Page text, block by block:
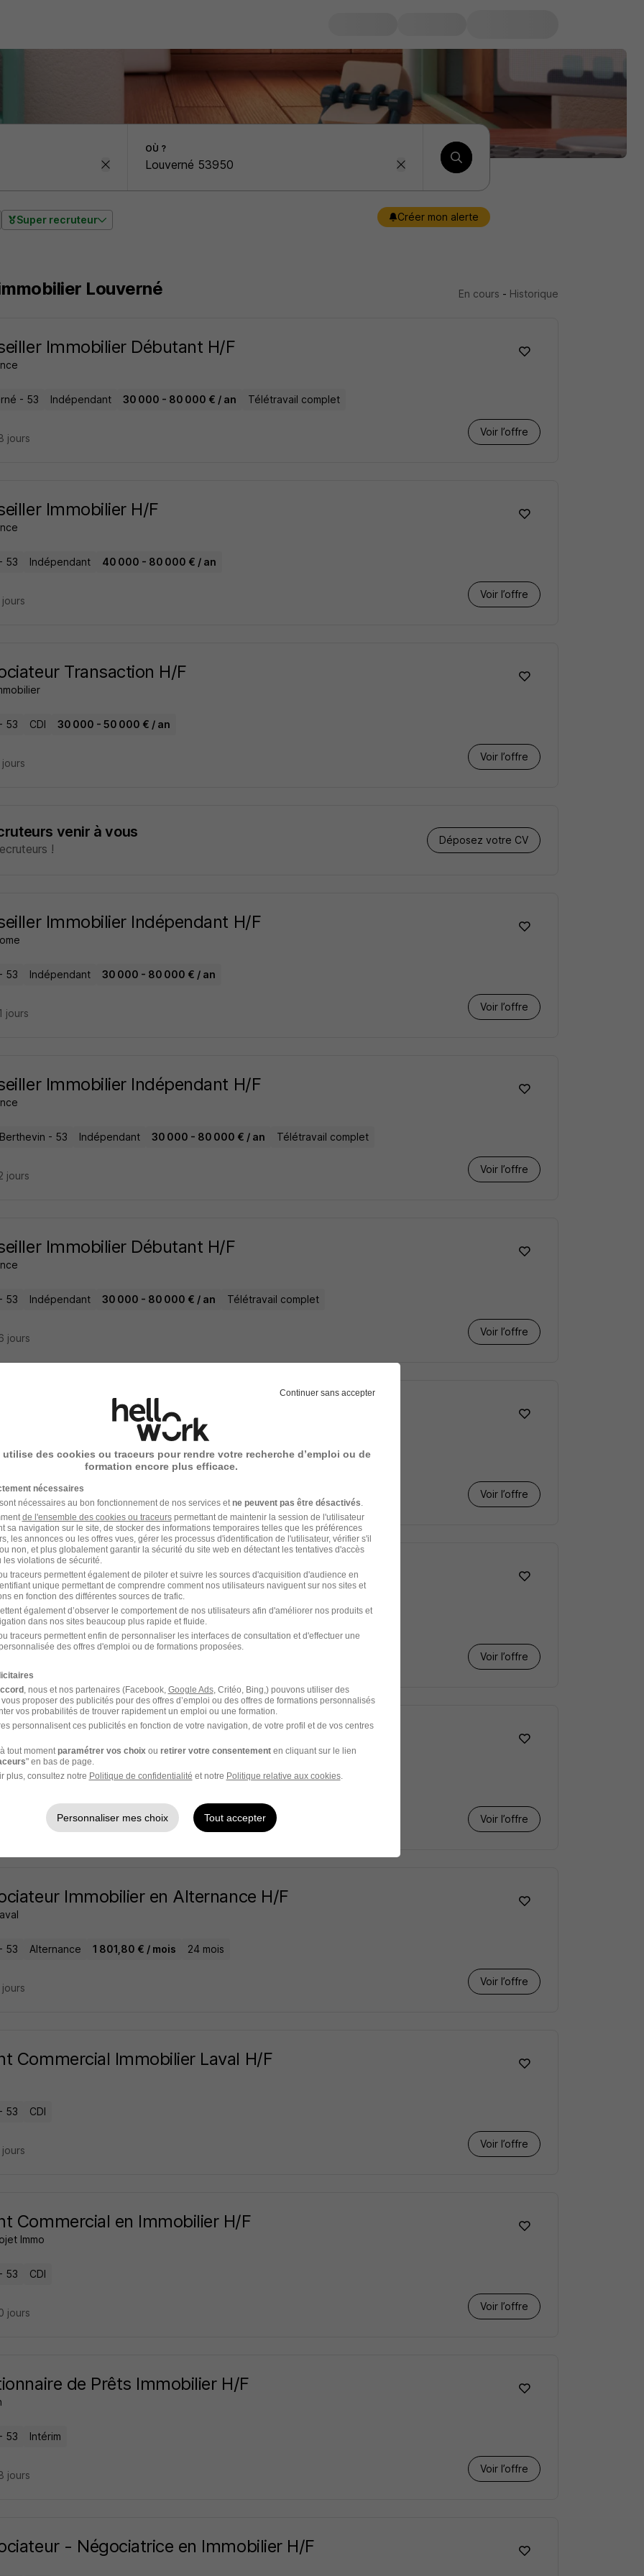
OÙ ?
Super recruteur Créer mon alerte
Louverné En cours - Historique
Immobilier Débutant H/F
- 53 Indépendant 30 000 - 80 000 € / an Télétravail complet
Voir l’offre
jours
Immobilier H/F
53 Indépendant 40 000 - 80 000 € / an
Voir l’offre
Transaction H/F
53 CDI 30 000 - 50 000 € / an
Voir l’offre
venir à vous
!
Déposez votre CV
Immobilier Indépendant H/F
53 Indépendant 30 000 - 80 000 € / an
Voir l’offre
jours
Immobilier Indépendant H/F
- 53 Indépendant 30 000 - 80 000 € / an Télétravail complet
Voir l’offre
jours
Immobilier Débutant H/F
53 Indépendant 30 000 - 80 000 € / an Télétravail complet
Voir l’offre
jours
Immobilier H/F
53 Indépendant 60 000 - 199 999 € / an
Voir l’offre
jours
Commercial en Immobilier H/F
53 Indépendant
Voir l’offre
Commercial en Immobilier H/F
Voir l’offre
Immobilier en Alternance H/F
53 Alternance 1 801,80 € / mois 24 mois
Voir l’offre
Commercial Immobilier Laval H/F
53 CDI
Voir l’offre
Commercial en Immobilier H/F
Immo
53 CDI
Voir l’offre
jours
de Prêts Immobilier H/F
53 Intérim
Voir l’offre
jours
- Négociatrice en Immobilier H/F
Continuer sans accepter
utilise des cookies ou traceurs pour rendre votre recherche d’emploi ou de
formation encore plus efficace.
nécessaires
nécessaires au bon fonctionnement de nos services et ne peuvent pas être désactivés
de l'ensemble des cookies ou traceurspermettant de maintenir la session de l'utilisateur
sa navigation sur le site, de stocker des informations temporaires telles que les préférences
les annonces ou les offres vues, gérer les processus d'identification de l'utilisateur, vérifier s'il
non, et plus globalement garantir la sécurité du site web en détectant les tentatives d'accès
violations de sécurité.
traceurs permettent également de piloter et suivre les sources d'acquisition d'audience en
unique permettant de comprendre comment nos utilisateurs naviguent sur nos sites et
en fonction des différentes sources de trafic.
également d’observer le comportement de nos utilisateurs afin d'améliorer nos produits et
dans nos sites beaucoup plus rapide et fluide.
traceurs permettent enfin de personnaliser les interfaces de consultation et d'effectuer une
des offres d'emploi ou de formations proposées.
, nous et nos partenaires (Facebook, Google Ads, Critéo, Bing,) pouvons utiliser des
proposer des publicités pour des offres d’emploi ou des offres de formations personnalisés
vos probabilités de trouver rapidement un emploi ou une formation.
personnalisent ces publicités en fonction de votre navigation, de votre profil et de vos centres
tout moment paramétrer vos choix ou retirer votre consentementen cliquant sur le lien
" en bas de page.
plus, consultez notre Politique de confidentialité et notre Politique relative aux cookies.
Personnaliser mes choix Tout accepter